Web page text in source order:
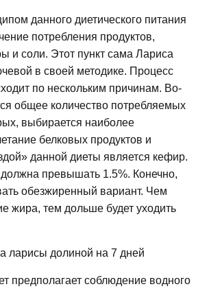
данного диетического питания
потребления продуктов,
и соли. Этот пункт сама Лариса
в своей методике. Процесс
по нескольким причинам. Во-
общее количество потребляемых
выбирается наиболее
белковых продуктов и
данной диеты является кефир.
превышать 1.5%. Конечно,
обезжиренный вариант. Чем
жира, тем дольше будет уходить
предполагает соблюдение водного